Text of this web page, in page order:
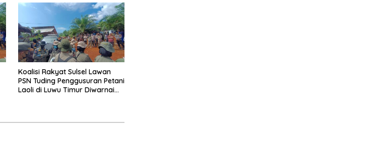
Koalisi Rakyat Sulsel Lawan
PSN Tuding Penggusuran Petani
Laoli di Luwu Timur Diwarnai